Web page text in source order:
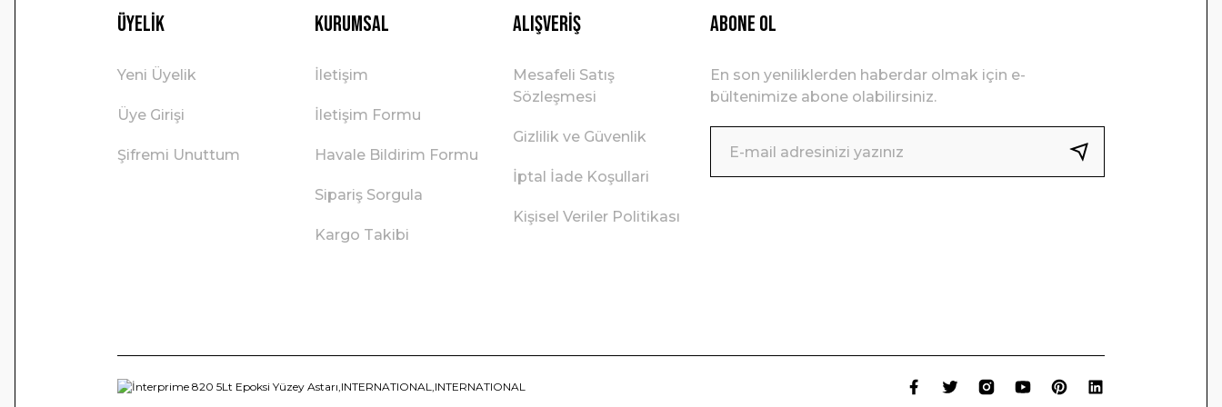
Üyelik
Yeni Üyelik
Üye Girişi
Şifremi Unuttum
Kurumsal
İletişim
İletişim Formu
Havale Bildirim Formu
Sipariş Sorgula
Kargo Takibi
Alışveriş
Mesafeli Satış
Sözleşmesi
Gizlilik ve Güvenlik
İptal İade Koşullari
Kişisel Veriler Politikası
ABONE OL
En son yeniliklerden haberdar olmak için e-
bültenimize abone olabilirsiniz.